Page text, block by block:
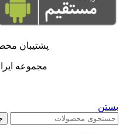
پشتیبان
مجموعه
بستن